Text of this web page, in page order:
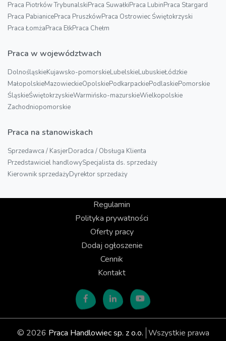
Praca Piotrków TrybunalskiPraca SuwałkiPraca LubinPraca Stargard
Praca PabianicePraca PruszkówPraca Ostrowiec Świętokrzyski
Praca ŁomżaPraca EłkPraca Chełm
Praca w województwach
DolnośląskieKujawsko-pomorskieLubelskieLubuskieŁódzkie
MałopolskieMazowieckieOpolskiePodkarpackiePodlaskiePomorskie
ŚląskieŚwiętokrzyskieWarmińsko-mazurskieWielkopolskie
Zachodniopomorskie
Praca na stanowiskach
Sprzedawca / KasjerDoradca / Obsługa Klienta
Przedstawiciel handlowySpecjalista ds. sprzedaży
Kierownik sprzedażyDyrektor sprzedaży
Regulamin
Polityka prywatności
Oferty pracy
Dodaj ogłoszenie
Cennik
Kontakt
© 2026 Praca Handlowiec sp. z o.o. Wszystkie prawa